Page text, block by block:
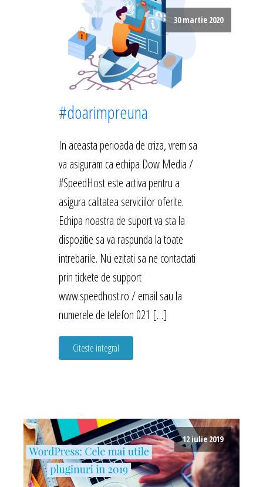
30 martie 2020
#doarimpreuna
In aceasta perioada de criza, vrem sa
va asiguram ca echipa Dow Media /
#SpeedHost este activa pentru a
asigura calitatea serviciilor oferite.
Echipa noastra de suport va sta la
dispozitie sa va raspunda la toate
intrebarile. Nu ezitati sa ne contactati
prin tickete de support
www.speedhost.ro / email sau la
numerele de telefon 021 […]
Citeste integral
12 iulie 2019